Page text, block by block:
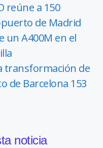
reúne a 150
de Madrid
un A400M en el
transformación de
de Barcelona 153
noticia